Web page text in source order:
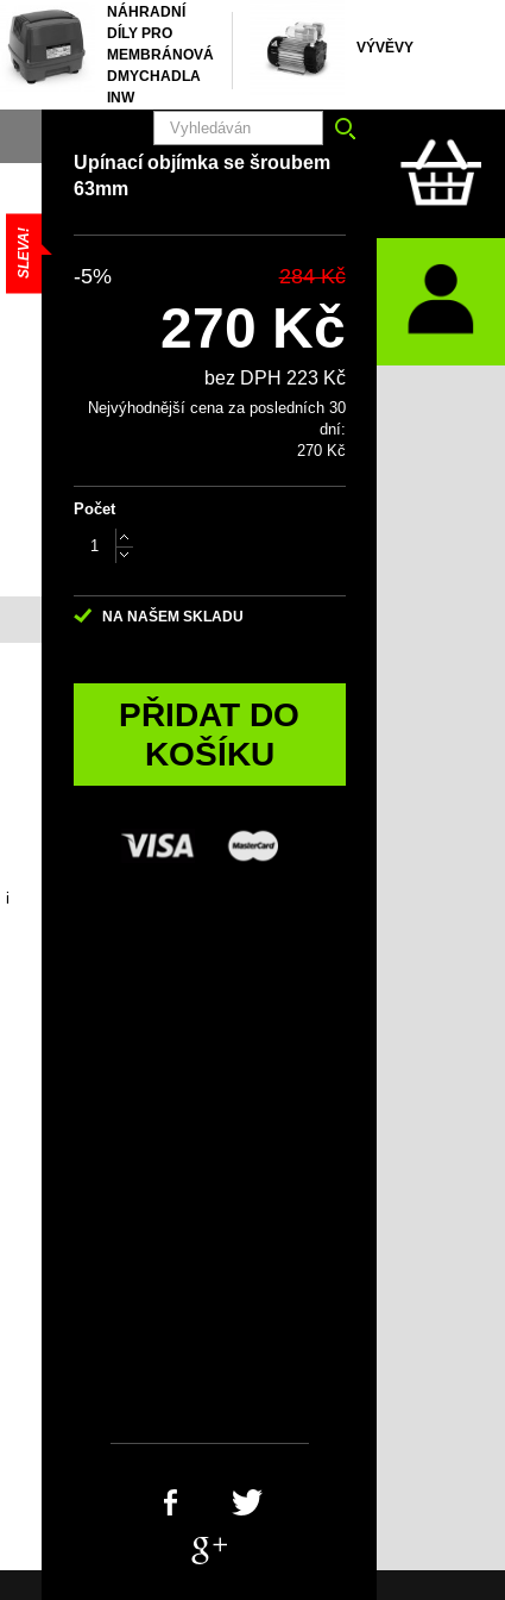
NÁHRADNÍ
DÍLY PRO
MEMBRÁNOVÁ
DMYCHADLA
INW
VÝVĚVY
Upínací objímka se šroubem
63mm
SLEVA! 284 Kč
270 Kč
bez DPH 223 Kč
-5%
Nejvýhodnější cena za posledních 30
dní:
270 Kč
Počet
NA NAŠEM SKLADU
PŘIDAT DO
KOŠÍKU
i